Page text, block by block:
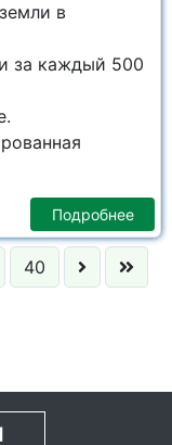
в
за каждый 500
Подробнее
40